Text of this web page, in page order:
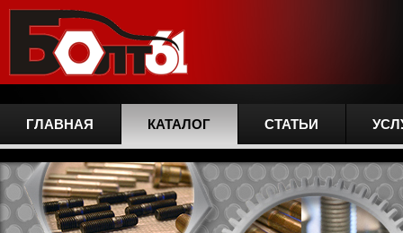
ГЛАВНАЯ КАТАЛОГ СТАТЬИ